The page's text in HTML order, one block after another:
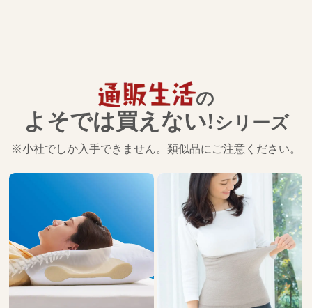
の
よそでは買えない!シリーズ
※小社でしか入手できません。類似品にご注意ください。